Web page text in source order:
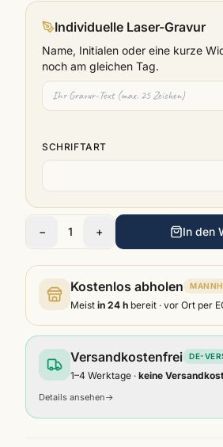
Individuelle Laser-Gravur
Name, Initialen oder eine kurze
noch am gleichen Tag.
SCHRIFTART
− 1 + In den
Kostenlos abholen
Meist in 24 h bereit · vor Ort per
Versandkostenfrei DE-
1–4 Werktage · keine
Details ansehen→